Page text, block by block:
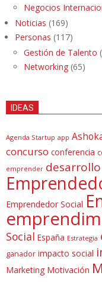
Negocios
Noticias (169)
Personas (117)
Gestión de Talento
Networking (65)
IDEAS
Agenda Startup app
concurso conferencia
emprender
Emprendedor Social
Social España Estrategia
ganador impacto social
Marketing Motivación